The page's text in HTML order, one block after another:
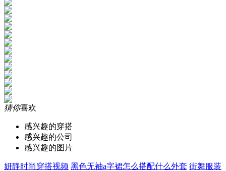
猜你喜欢
感兴趣的穿搭
感兴趣的公司
感兴趣的图片
妍静时尚穿搭视频 黑色无袖a字裙怎么搭配什么外套 街舞服装